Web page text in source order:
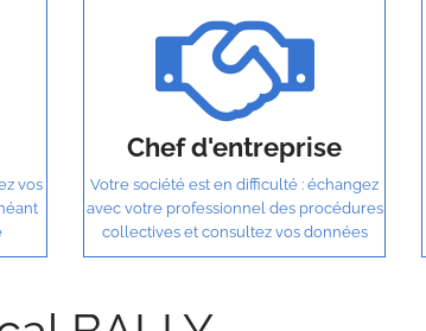
vos
Chef d'entreprise
Votre société est en difficulté : échangez
avec votre professionnel des procédures
collectives et consultez vos données